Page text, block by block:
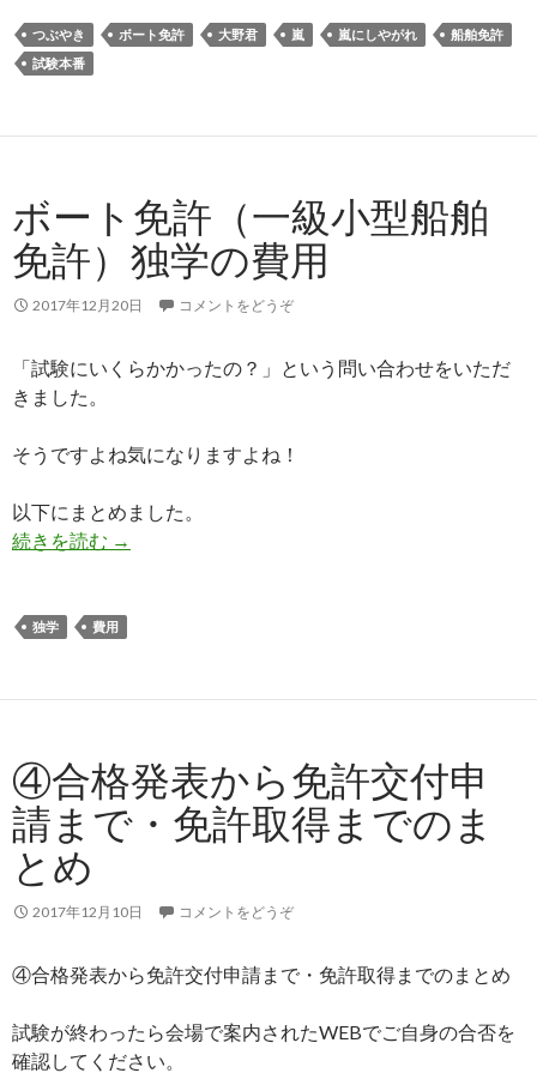
つぶやき ボート免許 大野君 嵐 嵐にしやがれ
船舶免許
試験本番
ボート免許（一級小型船舶
免許）独学の費用
2017年12月20日 コメントをどうぞ
「試験にいくらかかったの？」という問い合わせをいただ
きました。
そうですよね気になりますよね！
以下にまとめました。
続きを読む ボート免許（一級小型船舶免許）独学の費用
→
独学 費用
④合格発表から免許交付申
請まで・免許取得までのま
とめ
2017年12月10日 コメントをどうぞ
④合格発表から免許交付申請まで・免許取得までのまとめ
試験が終わったら会場で案内されたWEBでご自身の合否を
確認してください。